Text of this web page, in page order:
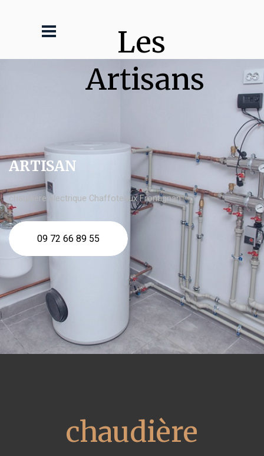
Les
Artisans
ARTISAN
chaudière électrique Chaffoteaux Frontignan
09 72 66 89 55
chaudière